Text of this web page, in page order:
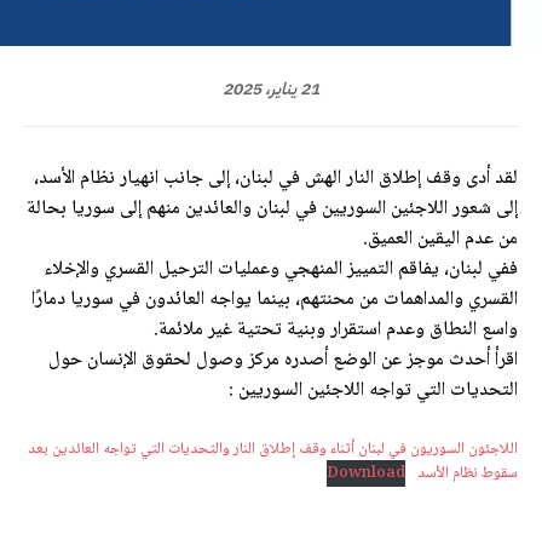
21 يناير، 2025
لقد أدى وقف إطلاق النار الهش في لبنان، إلى جانب انهيار نظام الأسد،
إلى شعور اللاجئين السوريين في لبنان والعائدين منهم إلى سوريا بحالة
من عدم اليقين العميق.
ففي لبنان، يفاقم التمييز المنهجي وعمليات الترحيل القسري والإخلاء
القسري والمداهمات من محنتهم، بينما يواجه العائدون في سوريا دمارًا
واسع النطاق وعدم استقرار وبنية تحتية غير ملائمة.
اقرأ أحدث موجز عن الوضع أصدره مركز وصول لحقوق الإنسان حول
التحديات التي تواجه اللاجئين السوريين :
اللاجئون السوريون في لبنان أثناء وقف إطلاق النار والتحديات التي تواجه العائدين بعد
سقوط نظام الأسد Download